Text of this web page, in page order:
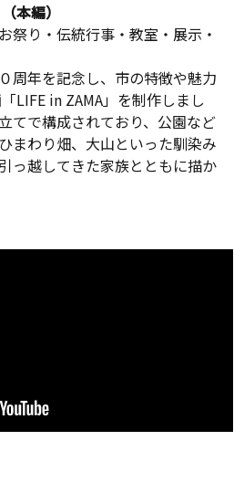
本編）
祭り・伝統行事・教室・展示・
周年を記念し、市の特徴や魅力
LIFE in ZAMA」を制作しまし
てで構成されており、公園など
まわり畑、大山といった馴染み
っ越してきた家族とともに描か